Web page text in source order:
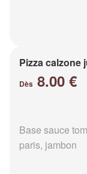
Pizza calzone
Dès 8.00 €
Base sauce
paris, jambon